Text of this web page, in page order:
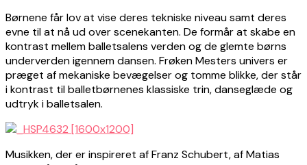
Børnene får lov at vise deres tekniske niveau samt deres
evne til at nå ud over scenekanten. De formår at skabe en
kontrast mellem balletsalens verden og de glemte børns
underverden igennem dansen. Frøken Mesters univers er
præget af mekaniske bevægelser og tomme blikke, der står
i kontrast til balletbørnenes klassiske trin, danseglæde og
udtryk i balletsalen.
Musikken, der er inspireret af Franz Schubert, af Matias